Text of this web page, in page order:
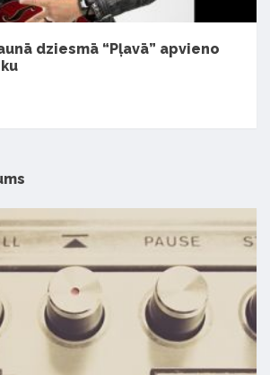
dziesmā “Pļavā” apvieno